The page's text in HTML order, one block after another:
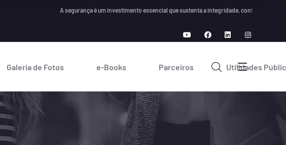
A segurança é um investimento essencial que sustenta a integridade, confiança e
Galeria de Fotos e-Books Parceiros Utilidades